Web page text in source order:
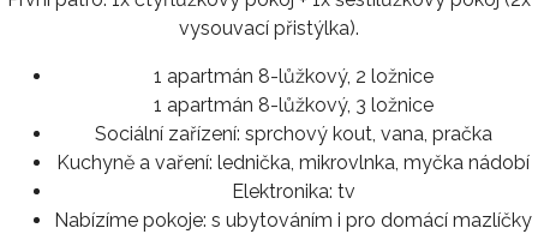
vysouvací přistýlka).
1 apartmán 8-lůžkový, 2 ložnice
1 apartmán 8-lůžkový, 3 ložnice
Sociální zařízení: sprchový kout, vana, pračka
Kuchyně a vaření: lednička, mikrovlnka, myčka nádobí
Elektronika: tv
Nabízíme pokoje: s ubytováním i pro domácí mazlíčky